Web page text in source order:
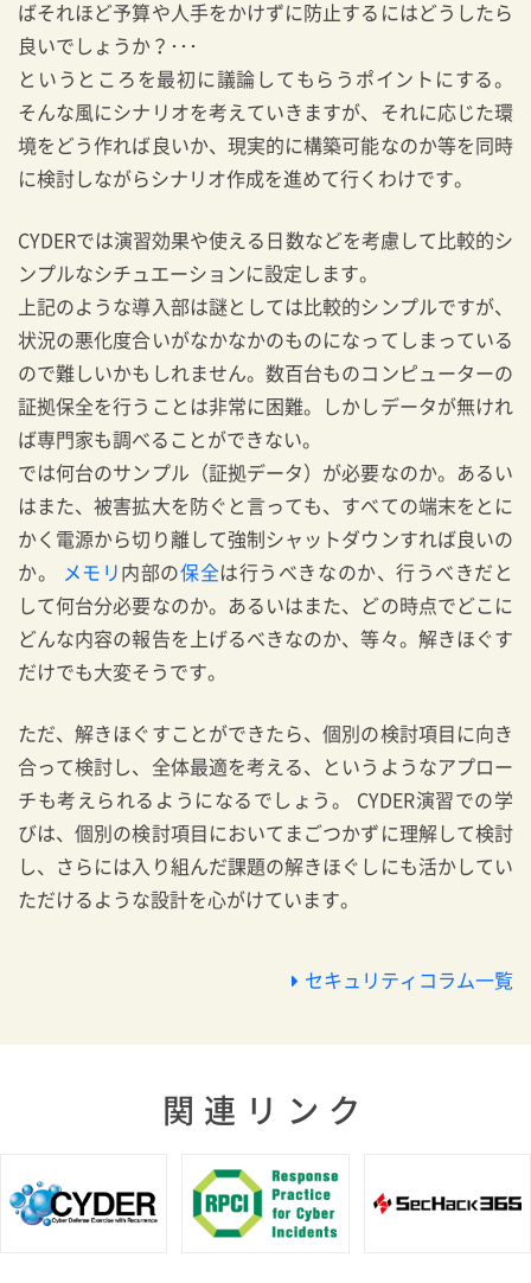
ばそれほど予算や人手をかけずに防止するにはどうしたら
良いでしょうか？･･･
というところを最初に議論してもらうポイントにする。
そんな風にシナリオを考えていきますが、それに応じた環
境をどう作れば良いか、現実的に構築可能なのか等を同時
に検討しながらシナリオ作成を進めて行くわけです。
CYDERでは演習効果や使える日数などを考慮して比較的シ
ンプルなシチュエーションに設定します。
上記のような導入部は謎としては比較的シンプルですが、
状況の悪化度合いがなかなかのものになってしまっている
ので難しいかもしれません。数百台ものコンピューターの
証拠保全を行うことは非常に困難。しかしデータが無けれ
ば専門家も調べることができない。
では何台のサンプル（証拠データ）が必要なのか。あるい
はまた、被害拡大を防ぐと言っても、すべての端末をとに
かく電源から切り離して強制シャットダウンすれば良いの
か。
メモリ 内部の保全は行うべきなのか、行うべきだと
して何台分必要なのか。あるいはまた、どの時点でどこに
どんな内容の報告を上げるべきなのか、等々。解きほぐす
だけでも大変そうです。
ただ、解きほぐすことができたら、個別の検討項目に向き
合って検討し、全体最適を考える、というようなアプロー
チも考えられるようになるでしょう。 CYDER演習での学
びは、個別の検討項目においてまごつかずに理解して検討
し、さらには入り組んだ課題の解きほぐしにも活かしてい
ただけるような設計を心がけています。
セキュリティコラム一覧
関連リンク